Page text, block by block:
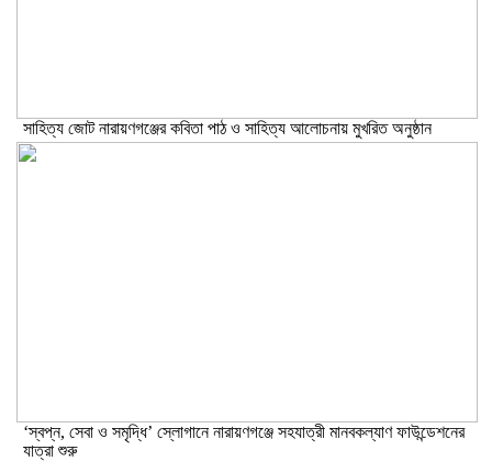
সাহিত্য জোট নারায়ণগঞ্জের কবিতা পাঠ ও সাহিত্য আলোচনায় মুখরিত অনুষ্ঠান
‘স্বপ্ন, সেবা ও সমৃদ্ধি’ স্লোগানে নারায়ণগঞ্জে সহযাত্রী মানবকল্যাণ ফাউন্ডেশনের
যাত্রা শুরু